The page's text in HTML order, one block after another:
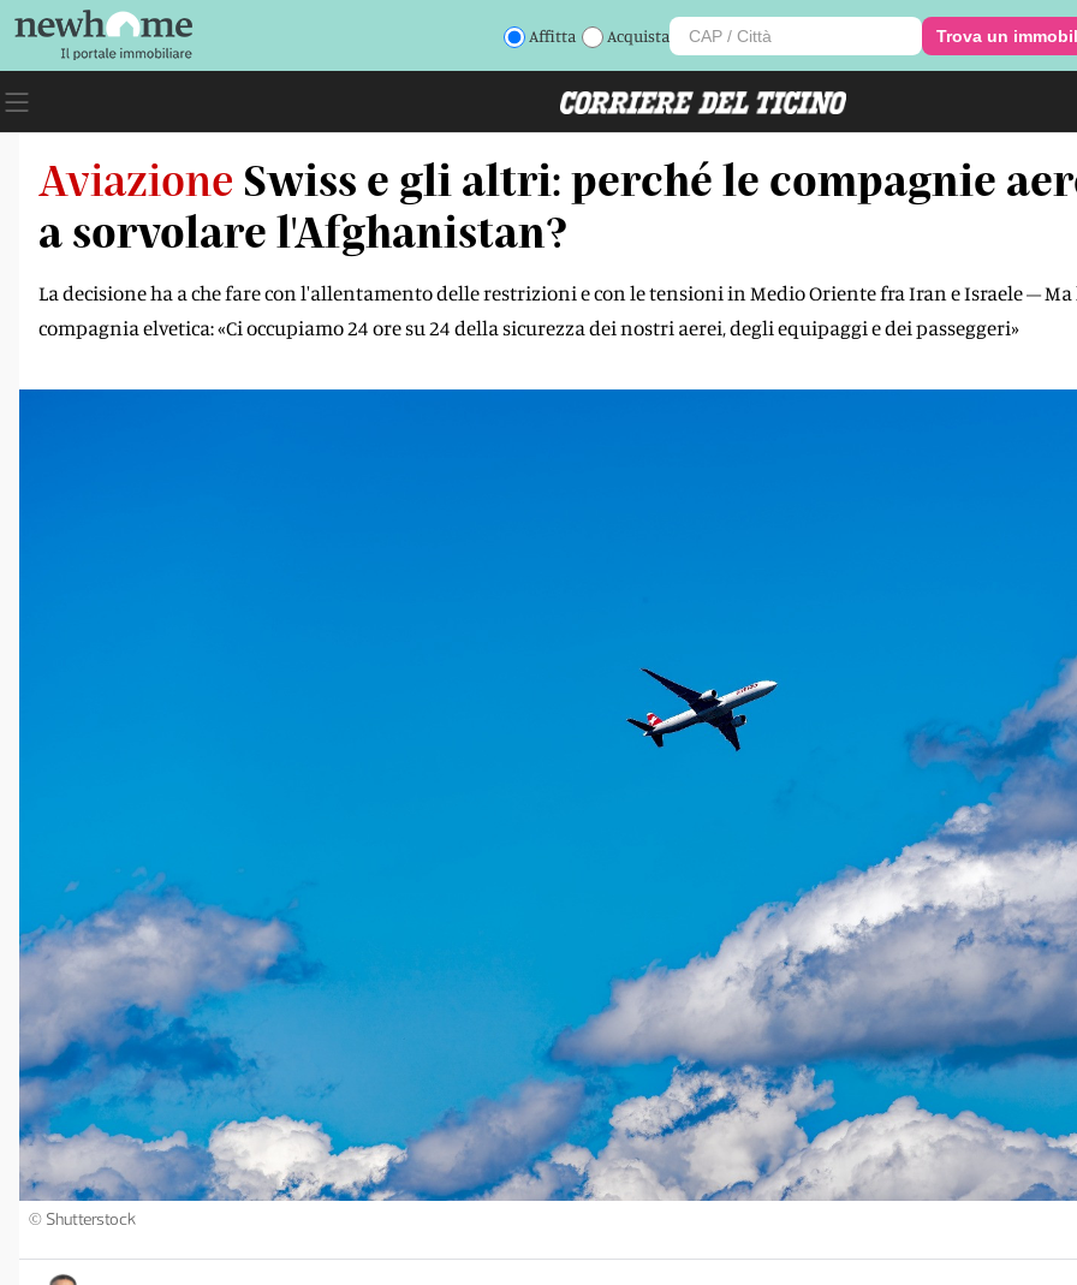
Affitta Acquista Trova un
Aviazione Swiss e gli altri: perché le compagnie
a sorvolare l'Afghanistan?
La decisione ha a che fare con l'allentamento delle restrizioni e con le tensioni in Medio Oriente fra Iran e Israele – Ma
compagnia elvetica: «Ci occupiamo 24 ore su 24 della sicurezza dei nostri aerei, degli equipaggi e dei passeggeri»
© Shutterstock